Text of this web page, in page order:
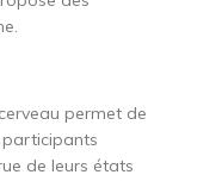
permet de
participants
de leurs états